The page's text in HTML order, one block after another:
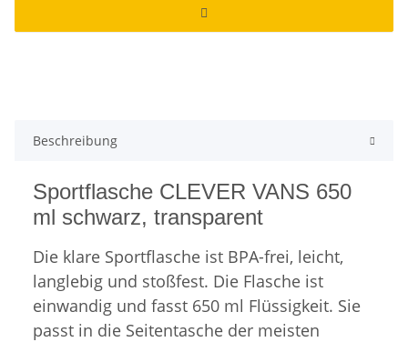
Beschreibung
Sportflasche CLEVER VANS 650
ml schwarz, transparent
Die klare Sportflasche ist BPA-frei, leicht,
langlebig und stoßfest. Die Flasche ist
einwandig und fasst 650 ml Flüssigkeit. Sie
passt in die Seitentasche der meisten